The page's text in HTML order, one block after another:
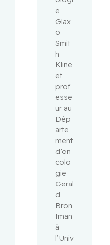
e
Glax
o
Smit
h
Kline
et
prof
esse
ur au
Dép
arte
ment
d’on
colo
gie
Geral
d
Bron
fman
à
l’Univ